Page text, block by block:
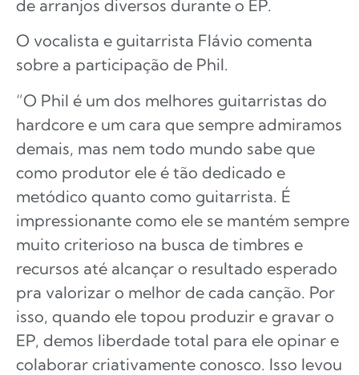
de arranjos diversos durante o EP.
O vocalista e guitarrista Flávio comenta
sobre a participação de Phil.
“O Phil é um dos melhores guitarristas do
hardcore e um cara que sempre admiramos
demais, mas nem todo mundo sabe que
como produtor ele é tão dedicado e
metódico quanto como guitarrista. É
impressionante como ele se mantém sempre
muito criterioso na busca de timbres e
recursos até alcançar o resultado esperado
pra valorizar o melhor de cada canção. Por
isso, quando ele topou produzir e gravar o
EP, demos liberdade total para ele opinar e
colaborar criativamente conosco. Isso levou